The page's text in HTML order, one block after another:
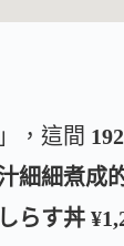
，這間
細細煮成
らす丼